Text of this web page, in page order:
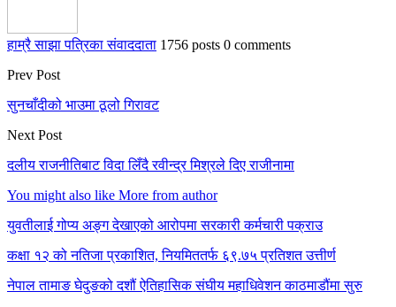
हाम्रै साझा पत्रिका संवाददाता 1756 posts 0 comments
Prev Post
सुनचाँदीको भाउमा ठूलो गिरावट
Next Post
दलीय राजनीतिबाट विदा लिँदै रवीन्द्र मिश्रले दिए राजीनामा
You might also like More from author
युवतीलाई गोप्य अङ्ग देखाएको आरोपमा सरकारी कर्मचारी पक्राउ
कक्षा १२ को नतिजा प्रकाशित, नियमिततर्फ ६९.७५ प्रतिशत उत्तीर्ण
नेपाल तामाङ घेदुङको दशौं ऐतिहासिक संघीय महाधिवेशन काठमाडौंमा सुरु